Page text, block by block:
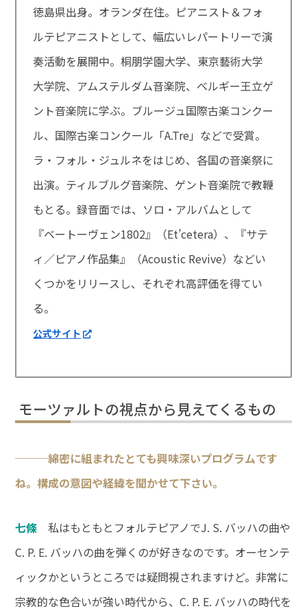
徳島県出身。オランダ在住。ピアニスト＆フォ
ルテピアニストとして、幅広いレパートリーで演
奏活動を展開中。桐朋学園大学、東京藝術大学
大学院、アムステルダム音楽院、ベルギー王立ゲ
ント音楽院に学ぶ。ブルージュ国際古楽コンクー
ル、国際古楽コンクール「A.Tre」などで受賞。
ラ・フォル・ジュルネをはじめ、各国の音楽祭に
出演。ティルブルグ音楽院、ゲント音楽院で教鞭
もとる。録音面では、ソロ・アルバムとして
『ベートーヴェン1802』（Et’cetera）、『サテ
ィ／ピアノ作品集』（Acoustic Revive）などい
くつかをリリース し、 それぞれ高評価を得てい
る。
公式サイト
モーツァルトの視点から見えてくるもの
───綿密に組まれたとても興味深いプログラムです
ね。構成の意図や経緯を聞かせて下さい。
七條 私はもともとフォルテピアノでJ. S. バッハの曲や
C. P. E. バッハの曲を弾くのが好きなのです。オーセンテ
ィックかというところでは疑問視されますけど。非常に
宗教的な色合いが強い時代から、C. P. E. バッハの時代を